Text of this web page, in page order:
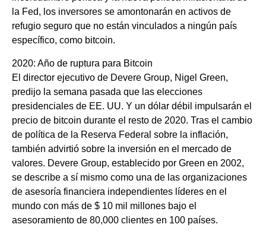
la Fed, los inversores se amontonarán en activos de
refugio seguro que no están vinculados a ningún país
específico, como bitcoin.
2020: Año de ruptura para Bitcoin
El director ejecutivo de Devere Group, Nigel Green,
predijo la semana pasada que las elecciones
presidenciales de EE. UU. Y un dólar débil impulsarán el
precio de bitcoin durante el resto de 2020. Tras el cambio
de política de la Reserva Federal sobre la inflación,
también advirtió sobre la inversión en el mercado de
valores. Devere Group, establecido por Green en 2002,
se describe a sí mismo como una de las organizaciones
de asesoría financiera independientes líderes en el
mundo con más de $ 10 mil millones bajo el
asesoramiento de 80,000 clientes en 100 países.